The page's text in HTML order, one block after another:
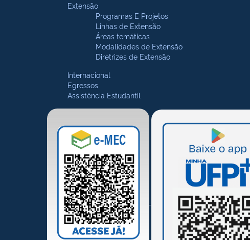
Extensão
Programas E Projetos
Linhas de Extensão
Áreas temáticas
Modalidades de Extensão
Diretrizes de Extensão
Internacional
Egressos
Assistência Estudantil